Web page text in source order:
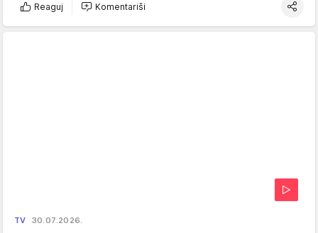
Reaguj Komentariši
TV 30.07.2026.